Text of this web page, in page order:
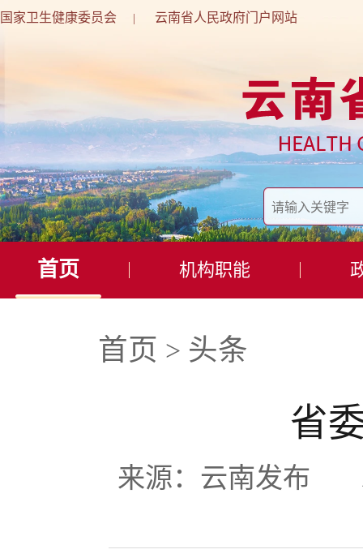
国家卫生健康委员会 云南省人民政府门户网站
首页 机构职能
首页 > 头条
省
来源：云南发布